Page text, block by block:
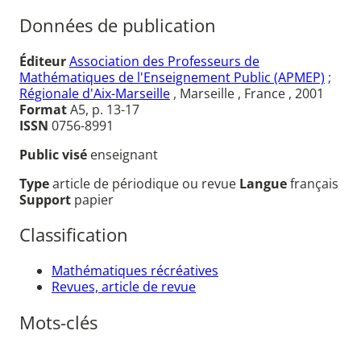
Données de publication
ÉditeurAssociation des Professeurs de
Mathématiques de l'Enseignement Public (APMEP) ;
Régionale d'Aix-Marseille , Marseille , France , 2001
FormatA5, p. 13-17
ISSN 0756-8991
Public visé enseignant
Typearticle de périodique ou revue Languefrançais
Support papier
Classification
Mathématiques récréatives
Revues, article de revue
Mots-clés